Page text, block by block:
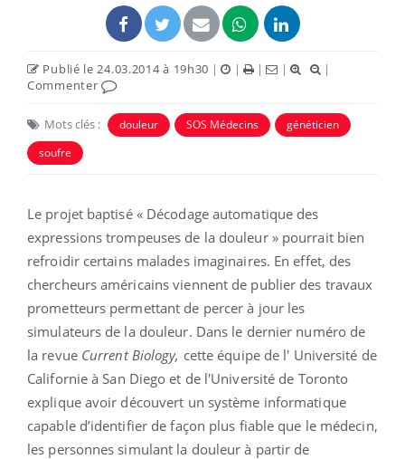
Publié le 24.03.2014 à 19h30 | | | |
|
Commenter
Mots clés : douleur SOS Médecins
généticien
soufre
Le projet baptisé « Décodage automatique des
expressions trompeuses de la douleur » pourrait bien
refroidir certains malades imaginaires. En effet, des
chercheurs américains viennent de publier des travaux
prometteurs permettant de percer à jour les
simulateurs de la douleur. Dans le dernier numéro de
la revue Current Biology, cette équipe de l' Université de
Californie à San Diego et de l'Université de Toronto
explique avoir découvert un système informatique
capable d’identifier de façon plus fiable que le médecin,
les personnes simulant la douleur à partir de